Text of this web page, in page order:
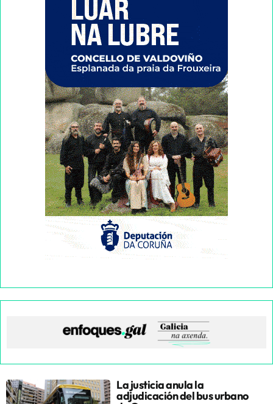
La justicia anula la
adjudicación del bus urbano